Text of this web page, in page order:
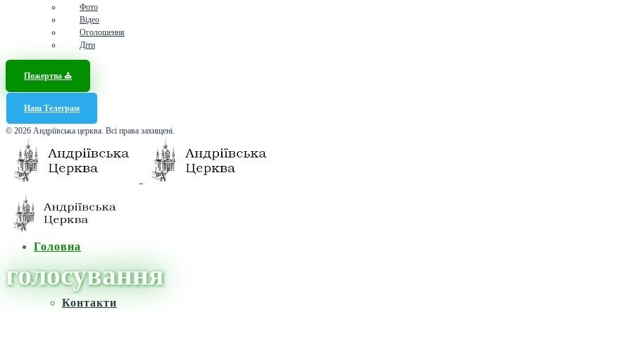
Фото
Відео
Оголошення
Діти
Пожертва ⛪️
Наш Телеграм
© 2026 Андріївська церква. Всі права захищені.
Головна
Контакти
голосування